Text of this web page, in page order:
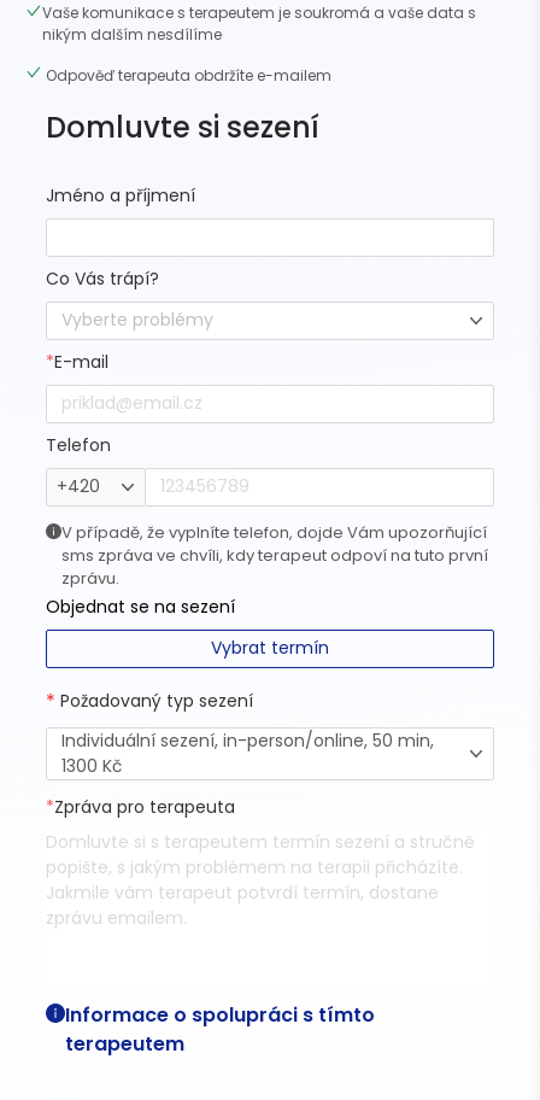
Vaše komunikace s terapeutem je soukromá a vaše data s
nikým dalším nesdílíme
Odpověď terapeuta obdržíte e-mailem
Domluvte si sezení
Jméno a příjmení
Co Vás trápí?
Vyberte problémy
*E-mail
Telefon
+420
V případě, že vyplníte telefon, dojde Vám upozorňující
sms zpráva ve chvíli, kdy terapeut odpoví na tuto první
zprávu.
Objednat se na sezení
Vybrat termín
* Požadovaný typ sezení
Individuální sezení, in-person/online, 50 min,
1300 Kč
*Zpráva pro terapeuta
Informace o spolupráci s tímto
terapeutem